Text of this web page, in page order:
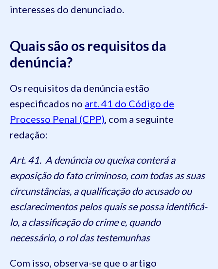
interesses do denunciado.
Quais são os requisitos da
denúncia?
Os requisitos da denúncia estão
especificados no art. 41 do Código de
Processo Penal (CPP) , com a seguinte
redação:
Art. 41. A denúncia ou queixa conterá a
exposição do fato criminoso, com todas as suas
circunstâncias, a qualificação do acusado ou
esclarecimentos pelos quais se possa identificá-
lo, a classificação do crime e, quando
necessário, o rol das testemunhas
Com isso, observa-se que o artigo